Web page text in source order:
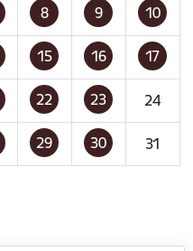
8 9 10
15 16 17
22 23 24
29 30 31